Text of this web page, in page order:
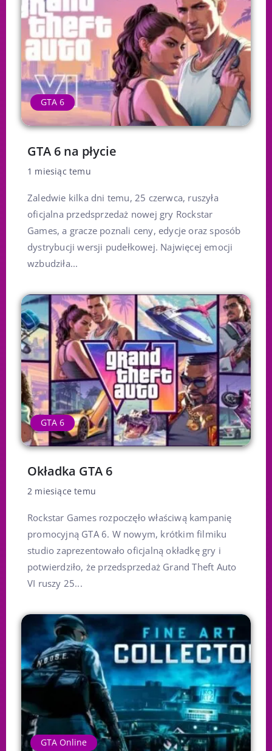
GTA 6
GTA 6 na płycie
1 miesiąc temu
Zaledwie kilka dni temu, 25 czerwca, ruszyła
oficjalna przedsprzedaż nowej gry Rockstar
Games, a gracze poznali ceny, edycje oraz sposób
dystrybucji wersji pudełkowej. Najwięcej emocji
wzbudziła...
GTA 6
Okładka GTA 6
2 miesiące temu
Rockstar Games rozpoczęło właściwą kampanię
promocyjną GTA 6. W nowym, krótkim filmiku
studio zaprezentowało oficjalną okładkę gry i
potwierdziło, że przedsprzedaż Grand Theft Auto
VI ruszy 25...
GTA Online